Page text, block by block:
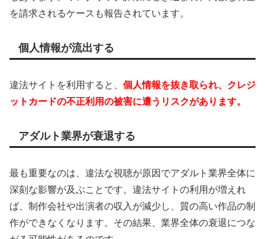
を請求されるケースも報告されています。
個人情報が流出する
違法サイトを利用すると、 個人情報を抜き取られ、クレジ
ットカードの不正利用の被害に遭うリスクがあります。
アダルト業界が衰退する
最も重要なのは、違法な視聴が原因でアダルト業界全体に
深刻な影響が及ぶことです。違法サイトの利用が増えれ
ば、制作会社や出演者の収入が減少し、質の高い作品の制
作ができなくなります。その結果、業界全体の衰退につな